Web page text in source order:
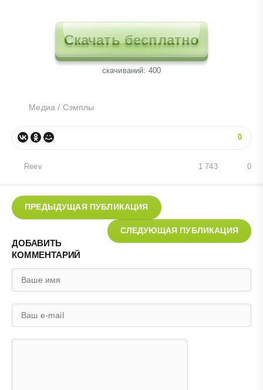
Скачать бесплатно
cкачиваний: 400
Медиа / Сэмплы
0
Reev 0
1 743
ПРЕДЫДУЩАЯ ПУБЛИКАЦИЯ
СЛЕДУЮЩАЯ ПУБЛИКАЦИЯ
ДОБАВИТЬ
КОММЕНТАРИЙ